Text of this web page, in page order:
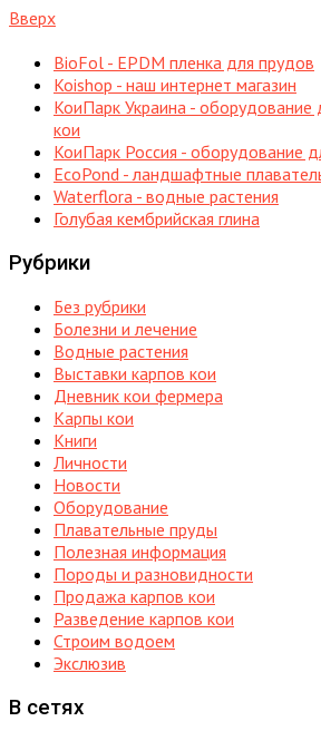
Вверх
BioFol - EPDM пленка для прудов
Koishop - наш интернет магазин
КоиПарк Украина - оборудование
кои
КоиПарк Россия - оборудование
EcoPond - ландшафтные
Waterflora - водные растения
Голубая кембрийская глина
Рубрики
Без рубрики
Болезни и лечение
Водные растения
Выставки карпов кои
Дневник кои фермера
Карпы кои
Книги
Личности
Новости
Оборудование
Плавательные пруды
Полезная информация
Породы и разновидности
Продажа карпов кои
Разведение карпов кои
Строим водоем
Экслюзив
В сетях